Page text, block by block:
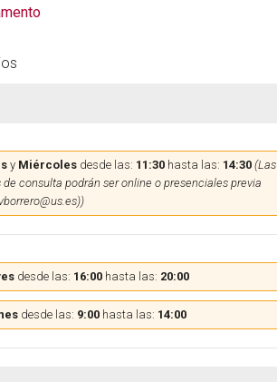
y Miércolesdesde las: 11:30hasta las: 14:30 (Las
de consulta podrán ser online o presenciales previa
desde las: 16:00hasta las: 20:00
desde las: 9:00hasta las: 14:00